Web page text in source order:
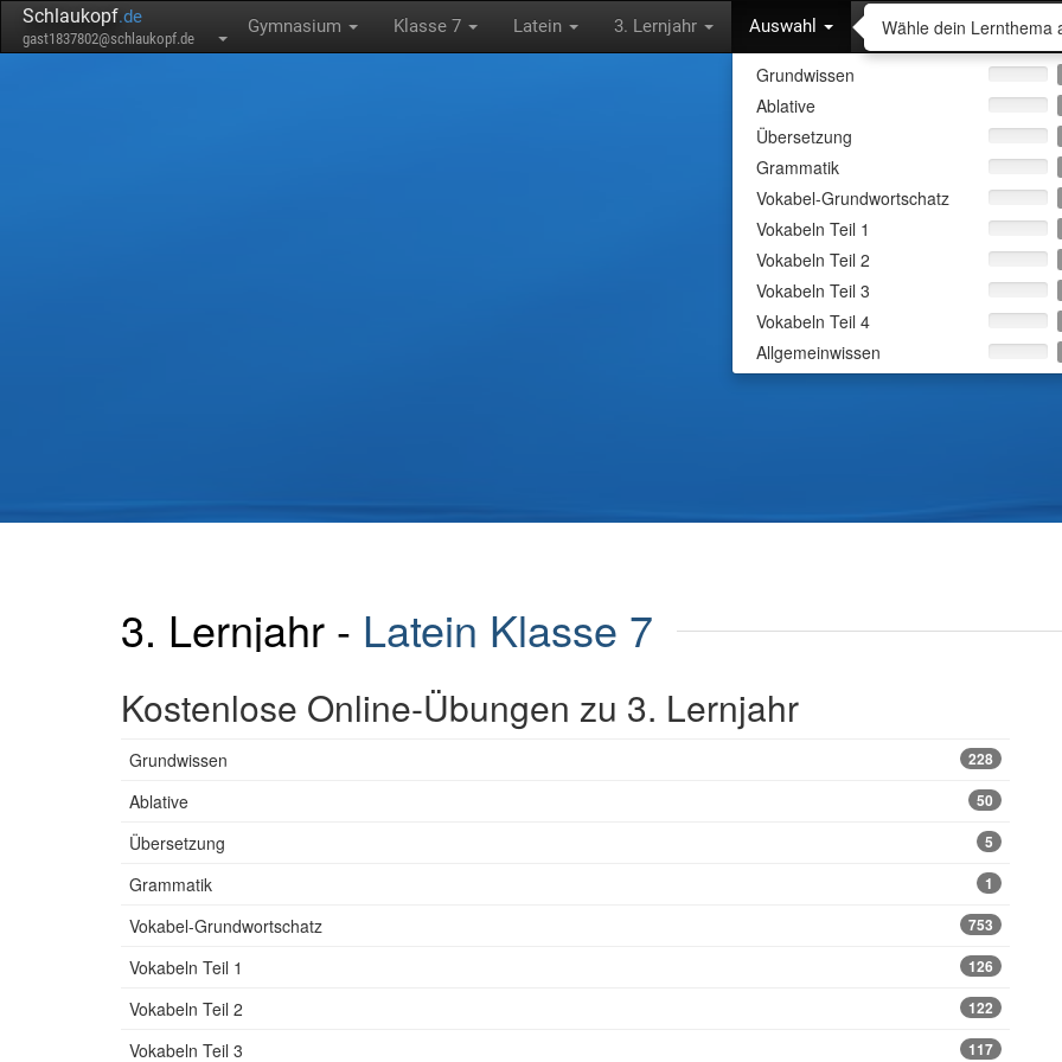
Schlaukopf.de
gast1837802@schlaukopf.de
Gymnasium Klasse 7 Latein 3. Lernjahr Auswahl
Grundwissen
Ablative
Übersetzung
Grammatik
Vokabel-Grundwortschatz
Vokabeln Teil 1
Vokabeln Teil 2
Vokabeln Teil 3
Vokabeln Teil 4
Allgemeinwissen
Wähle dein
Lass dich abfragen und
interessanten Inhalten.
3. Lernjahr - Latein Klasse 7
Kostenlose Online-Übungen zu 3. Lernjahr
Grundwissen 228
Ablative 50
Übersetzung 5
Grammatik 1
Vokabel-Grundwortschatz 753
Vokabeln Teil 1 126
Vokabeln Teil 2 122
Vokabeln Teil 3 117
Wähle dein Lernthema